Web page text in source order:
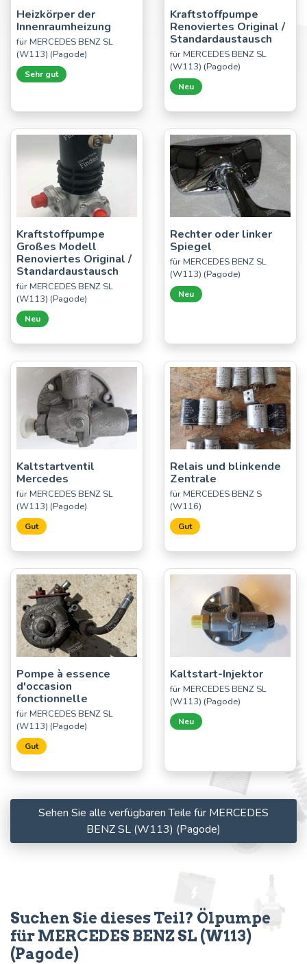
Heizkörper der
Innenraumheizung
für MERCEDES BENZ SL
(W113) (Pagode)
Sehr gut
Kraftstoffpumpe
Renoviertes Original /
Standardaustausch
für MERCEDES BENZ SL
(W113) (Pagode)
Neu
Kraftstoffpumpe
Großes Modell
Renoviertes Original /
Standardaustausch
für MERCEDES BENZ SL
(W113) (Pagode)
Neu
Rechter oder linker
Spiegel
für MERCEDES BENZ SL
(W113) (Pagode)
Neu
Kaltstartventil
Mercedes
für MERCEDES BENZ SL
(W113) (Pagode)
Gut
Relais und blinkende
Zentrale
für MERCEDES BENZ S
(W116)
Gut
Pompe à essence
d'occasion
fonctionnelle
für MERCEDES BENZ SL
(W113) (Pagode)
Gut
Kaltstart-Injektor
für MERCEDES BENZ SL
(W113) (Pagode)
Neu
Sehen Sie alle verfügbaren Teile für MERCEDES
BENZ SL (W113) (Pagode)
Suchen Sie dieses Teil? Ölpumpe
für MERCEDES BENZ SL (W113)
(Pagode)